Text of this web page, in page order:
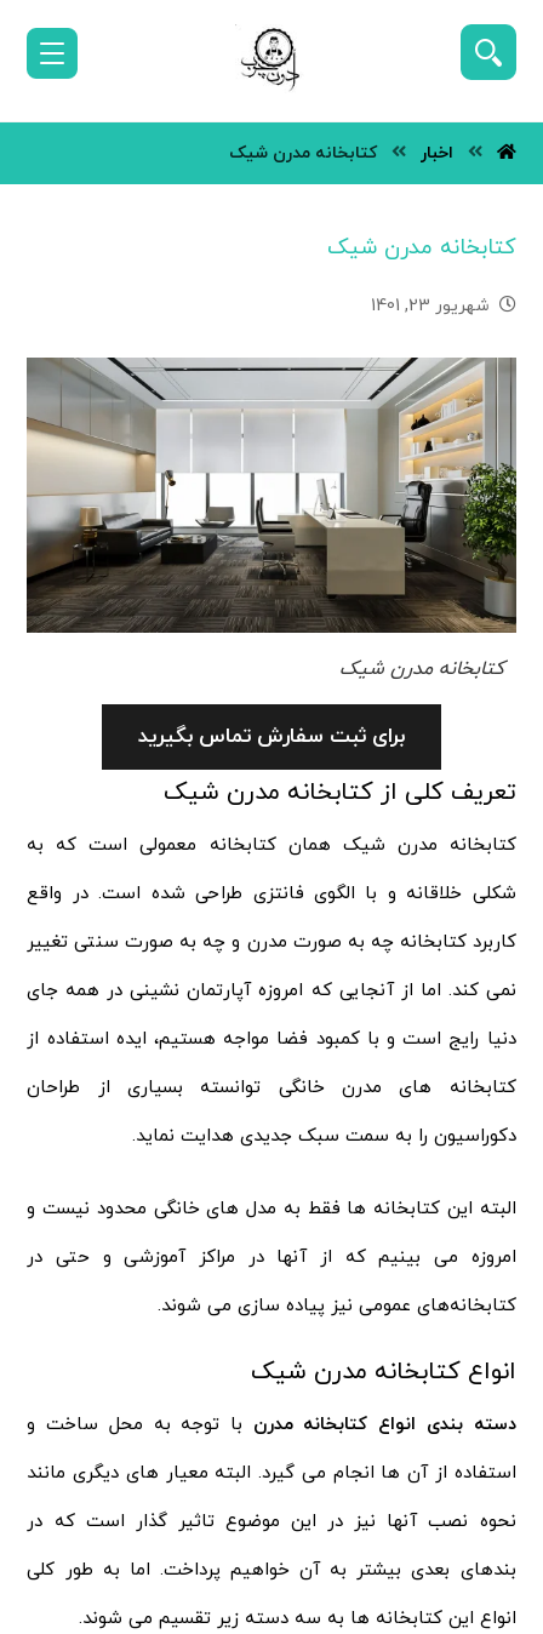
اخبار کتابخانه مدرن شیک
کتابخانه مدرن شیک
شهریور 23, 1401
کتابخانه مدرن شیک
برای ثبت سفارش تماس بگیرید
تعریف کلی از کتابخانه مدرن شیک
کتابخانه مدرن شیک همان کتابخانه معمولی است که به
شکلی خلاقانه و با الگوی فانتزی طراحی شده است. در واقع
کاربرد کتابخانه چه به صورت مدرن و چه به صورت سنتی تغییر
نمی‌ کند. اما از آنجایی که امروزه آپارتمان‌ نشینی در همه جای
دنیا رایج است و با کمبود فضا مواجه هستیم، ایده استفاده از
کتابخانه های مدرن خانگی توانسته بسیاری از طراحان
دکوراسیون را به سمت سبک جدیدی هدایت نماید.
البته این کتابخانه ها فقط به مدل های خانگی محدود نیست و
امروزه می‌ بینیم که از آنها در مراکز آموزشی و حتی در
کتابخانه‌های عمومی نیز پیاده سازی می شوند.
انواع کتابخانه مدرن شیک
دسته بندی انواع کتابخانه مدرن با توجه به محل ساخت و
استفاده از آن ها انجام می گیرد. البته معیار های دیگری مانند
نحوه نصب آنها نیز در این موضوع تاثیر گذار است که در
بندهای بعدی بیشتر به آن خواهیم پرداخت. اما به طور کلی
انواع این کتابخانه ها به سه دسته زیر تقسیم می شوند.